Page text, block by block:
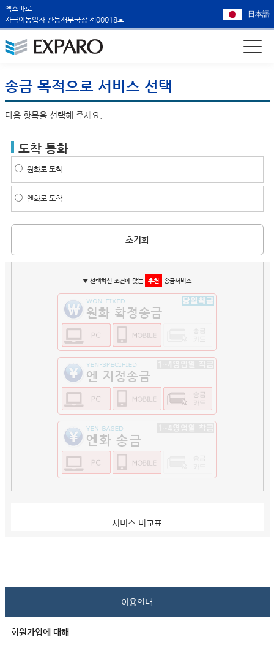
엑스파로
자금이동업자 관동재무국장 제00018호
日本語
송금 목적으로 서비스 선택
다음 항목을 선택해 주세요.
도착 통화
원화로 도착
엔화로 도착
초기화
▼ 선택하신 조건에 맞는 추천 송금서비스
서비스 비교표
이용안내
회원가입에 대해